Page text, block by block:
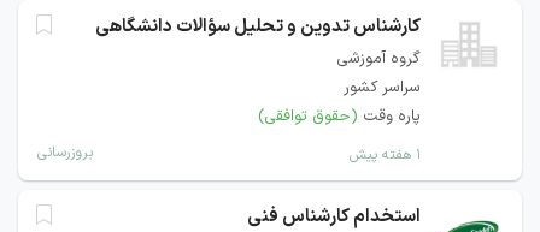
کارشناس تدوین و تحلیل سؤالات دانشگاهی
گروه آموزشی
سراسر کشور
پاره وقت (حقوق توافقی)
۱ هفته پیش بروزرسانی
استخدام کارشناس فنی